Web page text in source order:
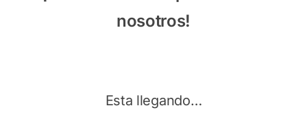
nosotros!
Esta llegando…